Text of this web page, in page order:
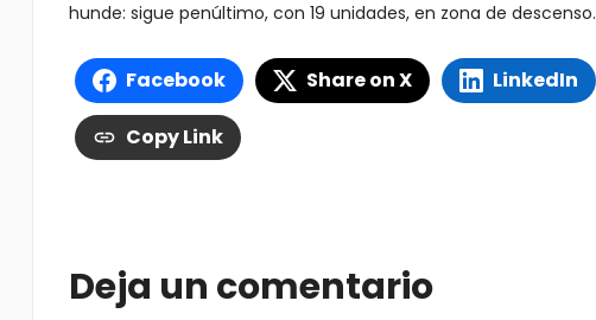
hunde: sigue penúltimo, con 19 unidades, en zona de descenso.
Facebook Share on X LinkedIn
Copy Link
Deja un comentario